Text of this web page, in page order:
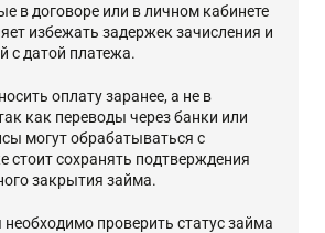
в договоре или в личном кабинете
избежать задержек зачисления и
с датой платежа.
оплату заранее, а не в
как переводы через банки или
могут обрабатываться с
стоит сохранять подтверждения
закрытия займа.
проверить статус займа